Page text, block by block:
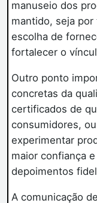
manuseio dos
mantido, seja
escolha de
fortalecer o
Outro ponto
concretas da
certificados de
consumidores,
experimentar
maior confiança
depoimentos
A comunicação